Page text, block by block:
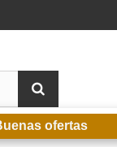
ofertas